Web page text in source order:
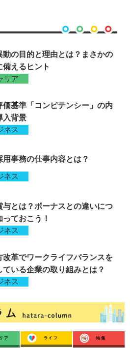
動の目的と理由とは？まさかの
備えるヒント
リア
価基準「コンピテンシー」の内
入背景
ネス
用事務の仕事内容とは？
ネス
与とは？ボーナスとの違いにつ
っておこう！
ネス
改革でワークライフバランスを
ている企業の取り組みとは？
ネス